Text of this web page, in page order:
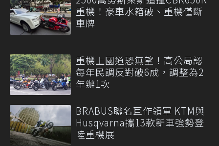
重機！豪車水箱破、重機僅斷
車牌
重機上國道恐無望！高公局認
每年民調反對破6成，調整為2
年辦1次
BRABUS聯名巨作領軍 KTM與
Husqvarna攜13款新車強勢登
陸重機展